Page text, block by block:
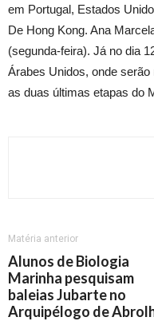
em Portugal, Estados
De Hong Kong. Ana
(segunda-feira). Já no dia
Árabes Unidos, onde
as duas últimas etapas do
Matéria anterior
Alunos de Biologia
Marinha pesquisam
baleias Jubarte no
Arquipélogo de